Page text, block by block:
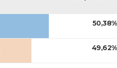
50,38%
49,62%